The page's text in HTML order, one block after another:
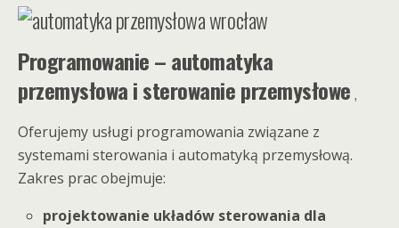
Programowanie – automatyka
przemysłowa i sterowanie przemysłowe ,
Oferujemy usługi programowania związane z
systemami sterowania i automatyką przemysłową.
Zakres prac obejmuje:
projektowanie układów sterowania dla